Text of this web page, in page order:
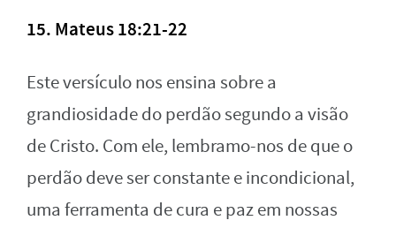
15. Mateus 18:21-22
Este versículo nos ensina sobre a
grandiosidade do perdão segundo a visão
de Cristo. Com ele, lembramo-nos de que o
perdão deve ser constante e incondicional,
uma ferramenta de cura e paz em nossas